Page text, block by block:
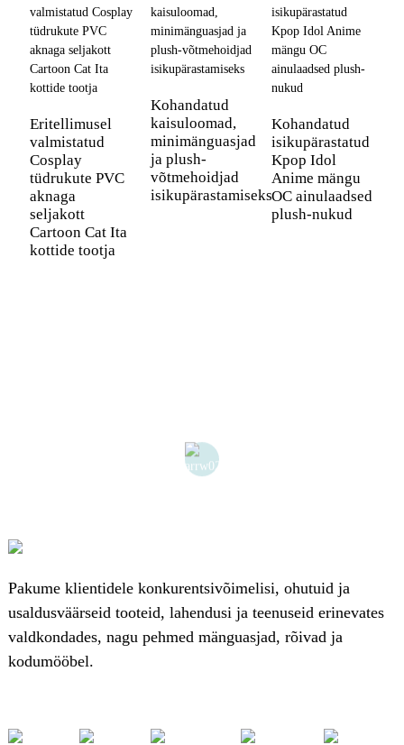
Eritellimusel
valmistatud
Cosplay
tüdrukute PVC
aknaga
seljakott
Cartoon Cat Ita
kottide tootja
Kohandatud
kaisuloomad,
minimänguasjad
ja plush-
võtmehoidjad
isikupärastamiseks
Kohandatud
isikupärastatud
Kpop Idol
Anime mängu
OC ainulaadsed
plush-nukud
Pakume klientidele konkurentsivõimelisi, ohutuid ja
usaldusväärseid tooteid, lahendusi ja teenuseid erinevates
valdkondades, nagu pehmed mänguasjad, rõivad ja
kodumööbel.